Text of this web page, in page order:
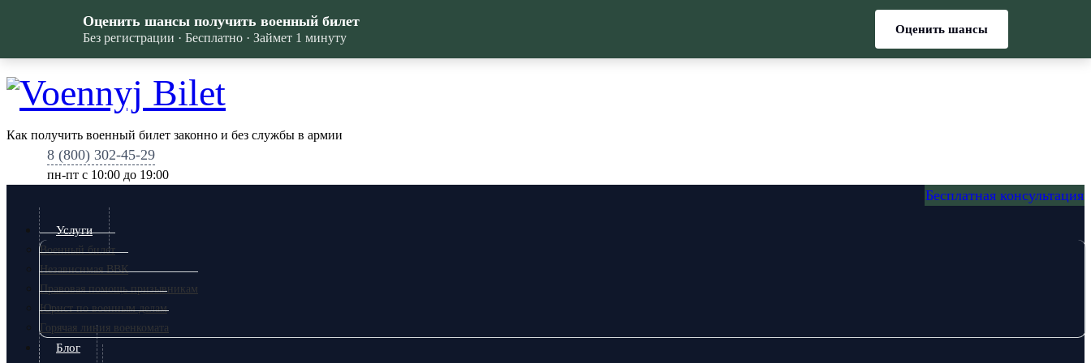
Как получить военный билет законно и без службы в армии
8 (800) 302-45-29
пн-пт c 10:00 до 19:00
Бесплатная консультация
Услуги
Военный билет
Независимая ВВК
Правовая помощь призывникам
Юрист по военным делам
Горячая линия военкомата
Блог
Оценить шансы получить военный билет
Без регистрации · Бесплатно · Займет 1 минуту
Оценить шансы